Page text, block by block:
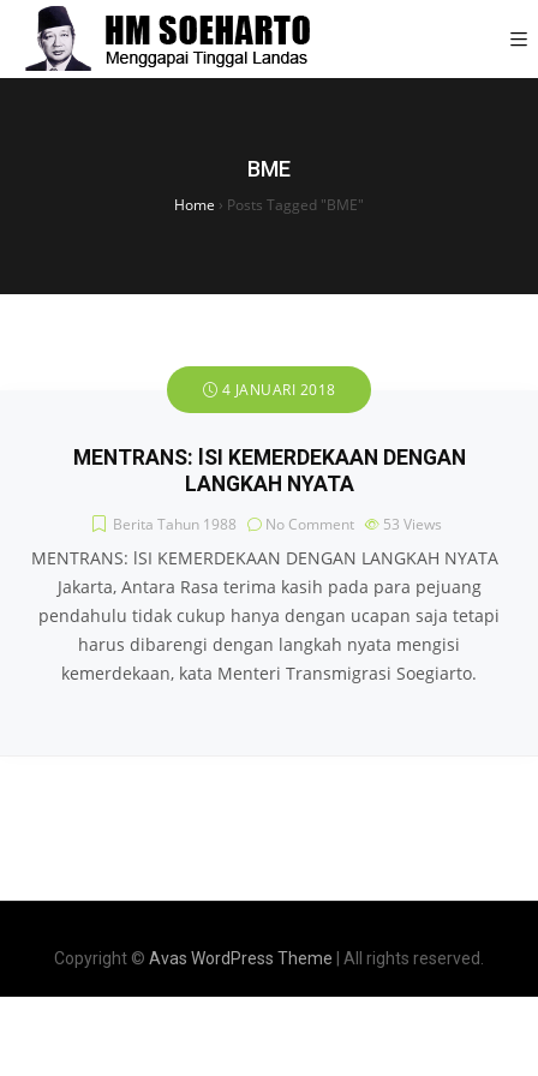
BME
Home › Posts Tagged "BME"
4 JANUARI 2018
MENTRANS: lSI KEMERDEKAAN DENGAN
LANGKAH NYATA
Berita Tahun 1988 No Comment 53 Views
MENTRANS: lSI KEMERDEKAAN DENGAN LANGKAH NYATA
Jakarta, Antara Rasa terima kasih pada para pejuang
pendahulu tidak cukup hanya dengan ucapan saja tetapi
harus dibarengi dengan langkah nyata mengisi
kemerdekaan, kata Menteri Transmigrasi Soegiarto.
Copyright © Avas WordPress Theme | All rights reserved.